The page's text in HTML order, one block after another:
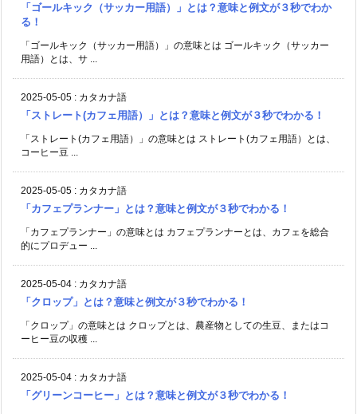
「ゴールキック（サッカー用語）」とは？意味と例文が３秒でわか
る！
「ゴールキック（サッカー用語）」の意味とは ゴールキック（サッカー
用語）とは、サ ...
2025-05-05 : カタカナ語
「ストレート(カフェ用語）」とは？意味と例文が３秒でわかる！
「ストレート(カフェ用語）」の意味とは ストレート(カフェ用語）とは、
コーヒー豆 ...
2025-05-05 : カタカナ語
「カフェプランナー」とは？意味と例文が３秒でわかる！
「カフェプランナー」の意味とは カフェプランナーとは、カフェを総合
的にプロデュー ...
2025-05-04 : カタカナ語
「クロップ」とは？意味と例文が３秒でわかる！
「クロップ」の意味とは クロップとは、農産物としての生豆、またはコ
ーヒー豆の収穫 ...
2025-05-04 : カタカナ語
「グリーンコーヒー」とは？意味と例文が３秒でわかる！